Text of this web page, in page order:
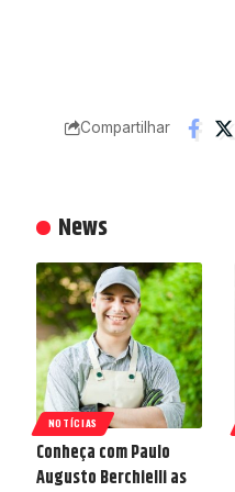
Compartilhar
News
NOTÍCIAS
Conheça com Paulo
Augusto Berchielli as